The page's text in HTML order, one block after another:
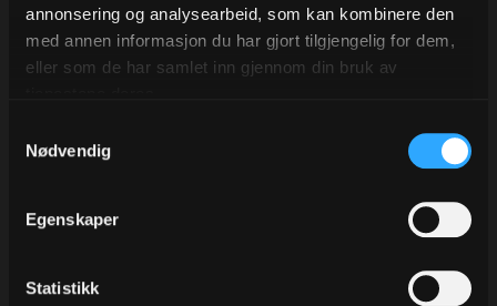
annonsering og analysearbeid, som kan kombinere den
med annen informasjon du har gjort tilgjengelig for dem,
eller som de har samlet inn gjennom din bruk av
Nødvendig
Egenskaper
Statistikk
Bånd/Tape dispenser til
354,00
Båndholder for 1 rl. m/kniv
Varenr 2310